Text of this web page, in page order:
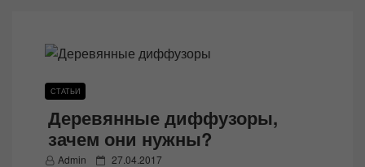
СТАТЬИ
Деревянные диффузоры,
зачем они нужны?
Admin
P 27.04.2017